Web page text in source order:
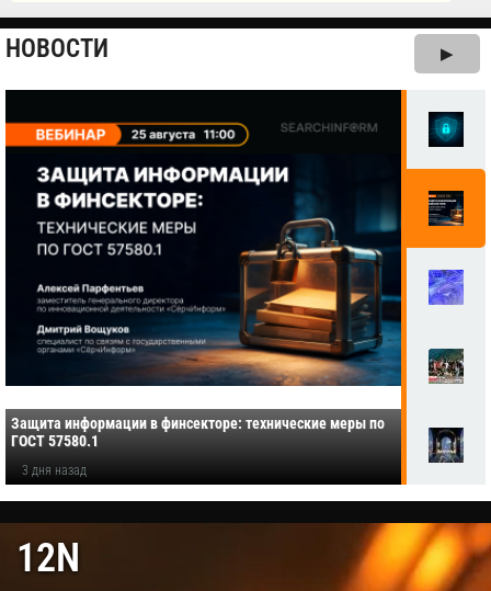
НОВОСТИ ▶
Защита информации в финсекторе: технические меры по
ГОСТ 57580.1
3 дня назад
12N